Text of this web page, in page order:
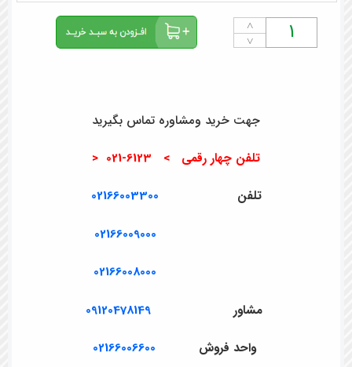
˄
˅
جهت خرید ومشاوره تماس بگیرید
تلفن چهار رقمی > 6123-021 <
تلفن 02166003300
02166009000
02166008000
مشاور 09120478149
واحد فروش 02166006600